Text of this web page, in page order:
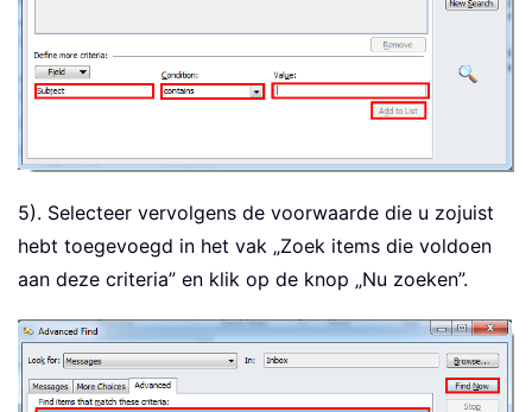
5). Selecteer vervolgens de voorwaarde die u zojuist
hebt toegevoegd in het vak „Zoek items die voldoen
aan deze criteria” en klik op de knop „Nu zoeken”.